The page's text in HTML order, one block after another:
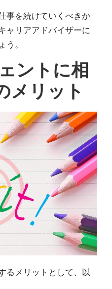
事を続けていくべきか
ャリアアドバイザーに
。
ントに相
メリット
るメリットとして、以